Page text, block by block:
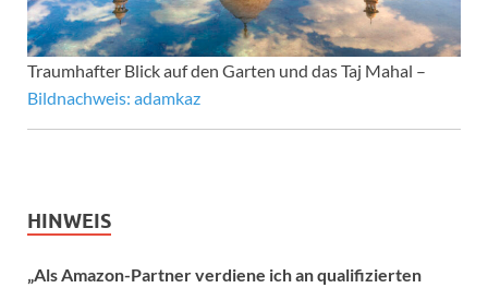
Traumhafter Blick auf den Garten und das Taj Mahal –
Bildnachweis: adamkaz
HINWEIS
„Als Amazon-Partner verdiene ich an qualifizierten